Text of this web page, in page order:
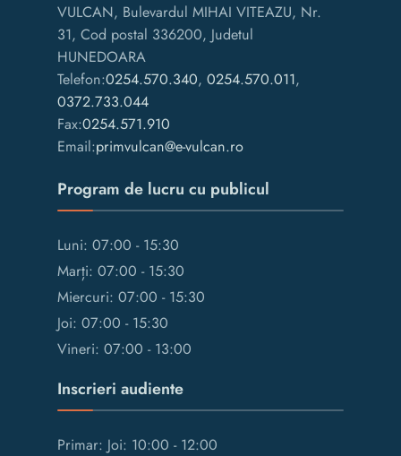
VULCAN, Bulevardul MIHAI VITEAZU, Nr.
31, Cod postal 336200, Judetul
HUNEDOARA
Telefon:0254.570.340, 0254.570.011,
0372.733.044
Fax:0254.571.910
Email:primvulcan@e-vulcan.ro
Program de lucru cu publicul
Luni: 07:00 - 15:30
Marți: 07:00 - 15:30
Miercuri: 07:00 - 15:30
Joi: 07:00 - 15:30
Vineri: 07:00 - 13:00
Inscrieri audiente
Primar: Joi: 10:00 - 12:00